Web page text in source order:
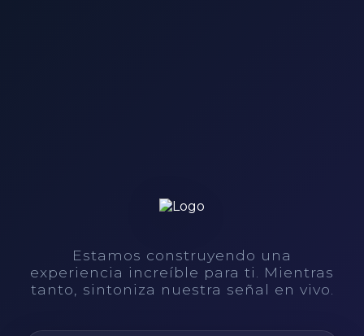
Estamos construyendo una
experiencia increíble para ti. Mientras
tanto, sintoniza nuestra señal en vivo.